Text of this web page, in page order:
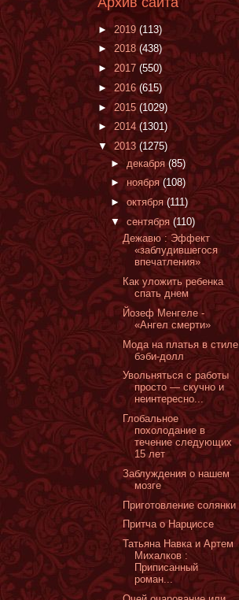
►2019 (113)
► 2018 (438)
► 2017 (550)
► 2016(615)
► 2015 (1029)
► 2014 (1301)
▼2013 (1275)
► декабря(85)
► ноября(108)
►октября (111)
▼ сентября (110)
Дежавю : Эффект
«заблудившегося
впечатления»
Как уложить ребенка
спать днем
Йозеф Менгеле -
«Ангел смерти»
Мода на платья в стиле
бэби-долл
Увольняться с работы
просто — скучно и
неинтересно...
Глобальное
похолодание в
течение следующих
15 лет
Заблуждения о нашем
мозге
Приготовление солянки
Притча о Нарциссе
Татьяна Навка и Артем
Михалков :
Приписанный
роман...